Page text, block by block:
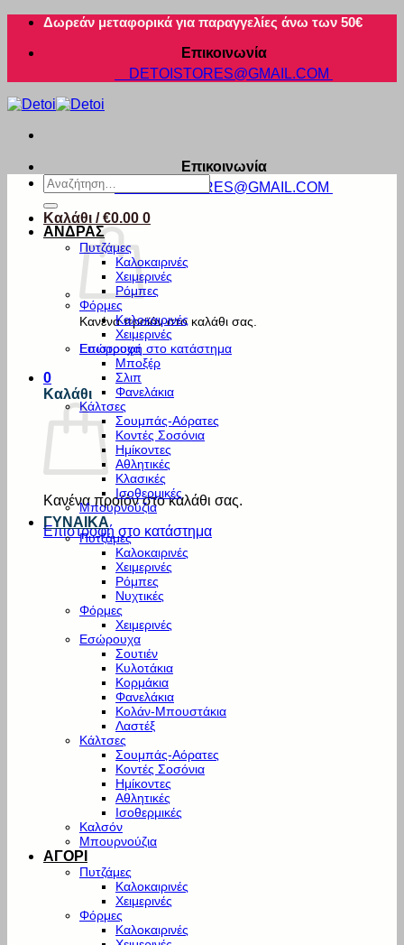
Μετάβαση
περιεχόμενο
Δωρεάν μεταφορικά για παραγγελίες άνω των 50€
Επικοινωνία
DETOISTORES@GMAIL.COM
Επικοινωνία
DETOISTORES@GMAIL.COM
Καλάθι /€0.00 0
Κανένα προϊόν στο καλάθι σας.
Επιστροφή στο κατάστημα
0
Καλάθι
Κανένα προϊόν στο καλάθι σας.
Επιστροφή στο κατάστημα
Αναζήτηση
για:
ΑΝΔΡΑΣ
Πυτζάμες
Καλοκαιρινές
Χειμερινές
Ρόμπες
Φόρμες
Καλοκαιρινές
Χειμερινές
Εσώρουχα
Μποξέρ
Σλιπ
Φανελάκια
Κάλτσες
Σουμπάς-Αόρατες
Κοντές Σοσόνια
Ημίκοντες
Αθλητικές
Κλασικές
Ισοθερμικές
Μπουρνούζια
ΓΥΝΑΙΚΑ
Πυτζάμες
Καλοκαιρινές
Χειμερινές
Ρόμπες
Νυχτικές
Φόρμες
Χειμερινές
Εσώρουχα
Σουτιέν
Κυλοτάκια
Κορμάκια
Φανελάκια
Κολάν-Μπουστάκια
Λαστέξ
Κάλτσες
Σουμπάς-Αόρατες
Κοντές Σοσόνια
Ημίκοντες
Αθλητικές
Ισοθερμικές
Καλσόν
Μπουρνούζια
ΑΓΟΡΙ
Πυτζάμες
Καλοκαιρινές
Χειμερινές
Φόρμες
Καλοκαιρινές